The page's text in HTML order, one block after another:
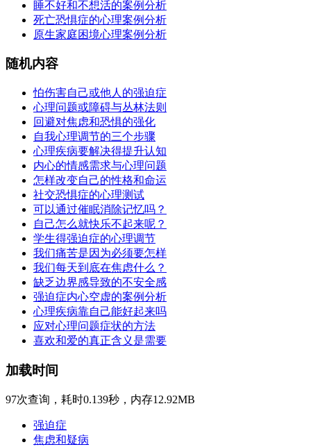
睡不好和不想活的案例分析
死亡恐惧症的心理案例分析
原生家庭困境心理案例分析
随机内容
怕伤害自己或他人的强迫症
心理问题或障碍与丛林法则
回避对焦虑和恐惧的强化
自我心理调节的三个步骤
心理疾病要解决得提升认知
内心的情感需求与心理问题
怎样改变自己的性格和命运
社交恐惧症的心理测试
可以通过催眠消除记忆吗？
自己怎么就快乐不起来呢？
学生得强迫症的心理调节
我们痛苦是因为必须要怎样
我们每天到底在焦虑什么？
缺乏边界感导致的不安全感
强迫症内心空虚的案例分析
心理疾病靠自己能好起来吗
应对心理问题症状的方法
喜欢和爱的真正含义是需要
加载时间
97次查询，耗时0.139秒，内存12.92MB
强迫症
焦虑和疑病